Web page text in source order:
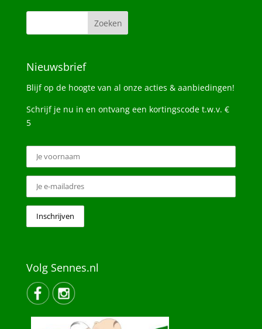
Nieuwsbrief
Blijf op de hoogte van al onze acties & aanbiedingen!
Schrijf je nu in en ontvang een kortingscode t.w.v. €
5
Volg Sennes.nl